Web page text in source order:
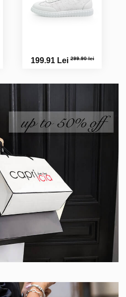
199.91 Lei299.90 lei